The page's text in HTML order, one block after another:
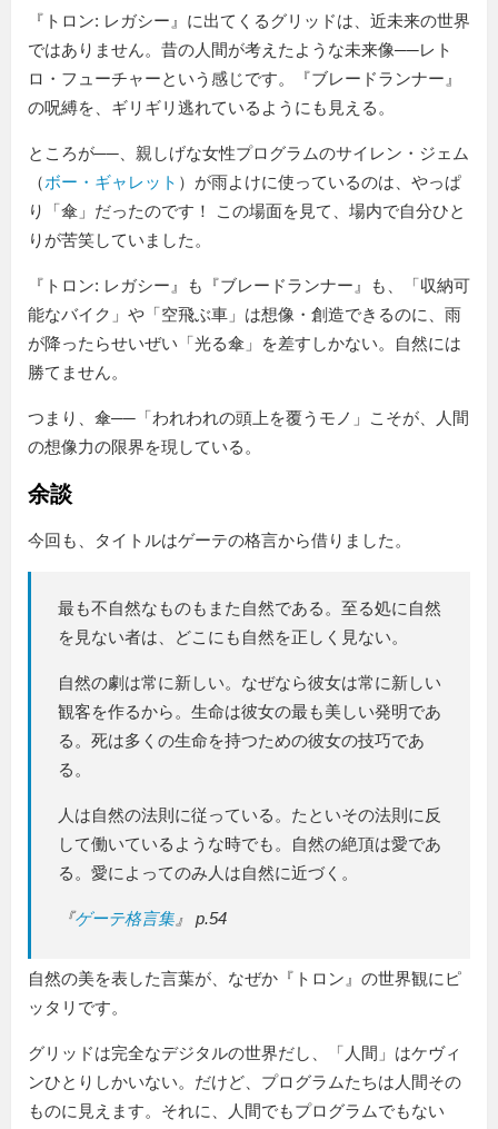
『トロン: レガシー』に出てくるグリッドは、近未来の世界
ではありません。昔の人間が考えたような未来像──レト
ロ・フューチャーという感じです。『ブレードランナー』
の呪縛を、ギリギリ逃れているようにも見える。
ところが──、親しげな女性プログラムのサイレン・ジェム
（ボー・ギャレット ）が雨よけに使っているのは、やっぱ
り「傘」だったのです！ この場面を見て、場内で自分ひと
りが苦笑していました。
『トロン: レガシー』も『ブレードランナー』も、「収納可
能なバイク」や「空飛ぶ車」は想像・創造できるのに、雨
が降ったらせいぜい「光る傘」を差すしかない。自然には
勝てません。
つまり、傘──「われわれの頭上を覆うモノ」こそが、人間
の想像力の限界を現している。
余談
今回も、タイトルはゲーテの格言から借りました。
最も不自然なものもまた自然である。至る処に自然
を見ない者は、どこにも自然を正しく見ない。
自然の劇は常に新しい。なぜなら彼女は常に新しい
観客を作るから。生命は彼女の最も美しい発明であ
る。死は多くの生命を持つための彼女の技巧であ
る。
人は自然の法則に従っている。たといその法則に反
して働いているような時でも。自然の絶頂は愛であ
る。愛によってのみ人は自然に近づく。
『ゲーテ格言集 』 p.54
自然の美を表した言葉が、なぜか『トロン』の世界観にピ
ッタリです。
グリッドは完全なデジタルの世界だし、「人間」はケヴィ
ンひとりしかいない。だけど、プログラムたちは人間その
ものに見えます。それに、人間でもプログラムでもない